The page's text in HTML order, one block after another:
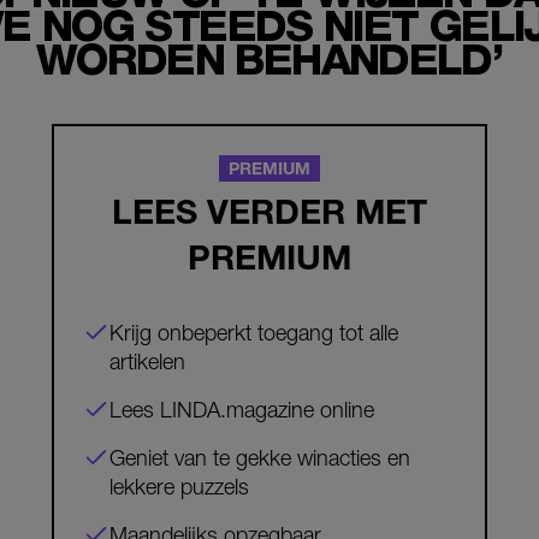
NOG STEEDS NIET
WORDEN BEHANDELD’
PREMIUM
LEES VERDER MET
PREMIUM
Krijg onbeperkt toegang tot alle
artikelen
Lees LINDA.magazine online
Geniet van te gekke winacties en
lekkere puzzels